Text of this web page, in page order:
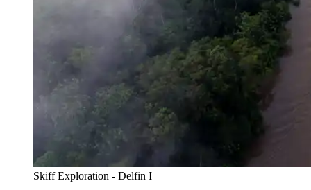
Skiff Exploration - Delfin I